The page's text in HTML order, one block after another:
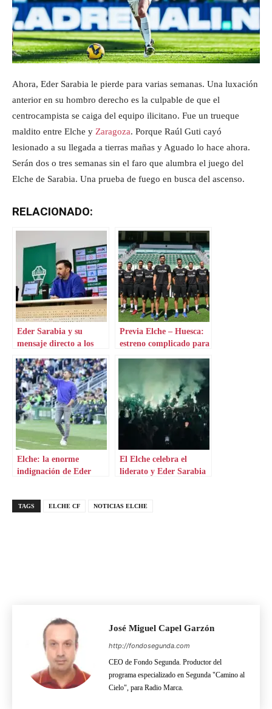
Ahora, Eder Sarabia le pierde para varias semanas. Una luxación
anterior en su hombro derecho es la culpable de que el
centrocampista se caiga del equipo ilicitano. Fue un trueque
maldito entre Elche y Zaragoza. Porque Raúl Guti cayó
lesionado a su llegada a tierras mañas y Aguado lo hace ahora.
Serán dos o tres semanas sin el faro que alumbra el juego del
Elche de Sarabia. Una prueba de fuego en busca del ascenso.
RELACIONADO:
Eder Sarabia y su
mensaje directo a los
Previa Elche – Huesca:
estreno complicado para
Elche: la enorme
indignación de Eder
El Elche celebra el
liderato y Eder Sarabia
TAGS ELCHE CF NOTICIAS ELCHE
José Miguel Capel Garzón
http://fondosegunda.com
CEO de Fondo Segunda. Productor del
programa especializado en Segunda "Camino al
Cielo", para Radio Marca.